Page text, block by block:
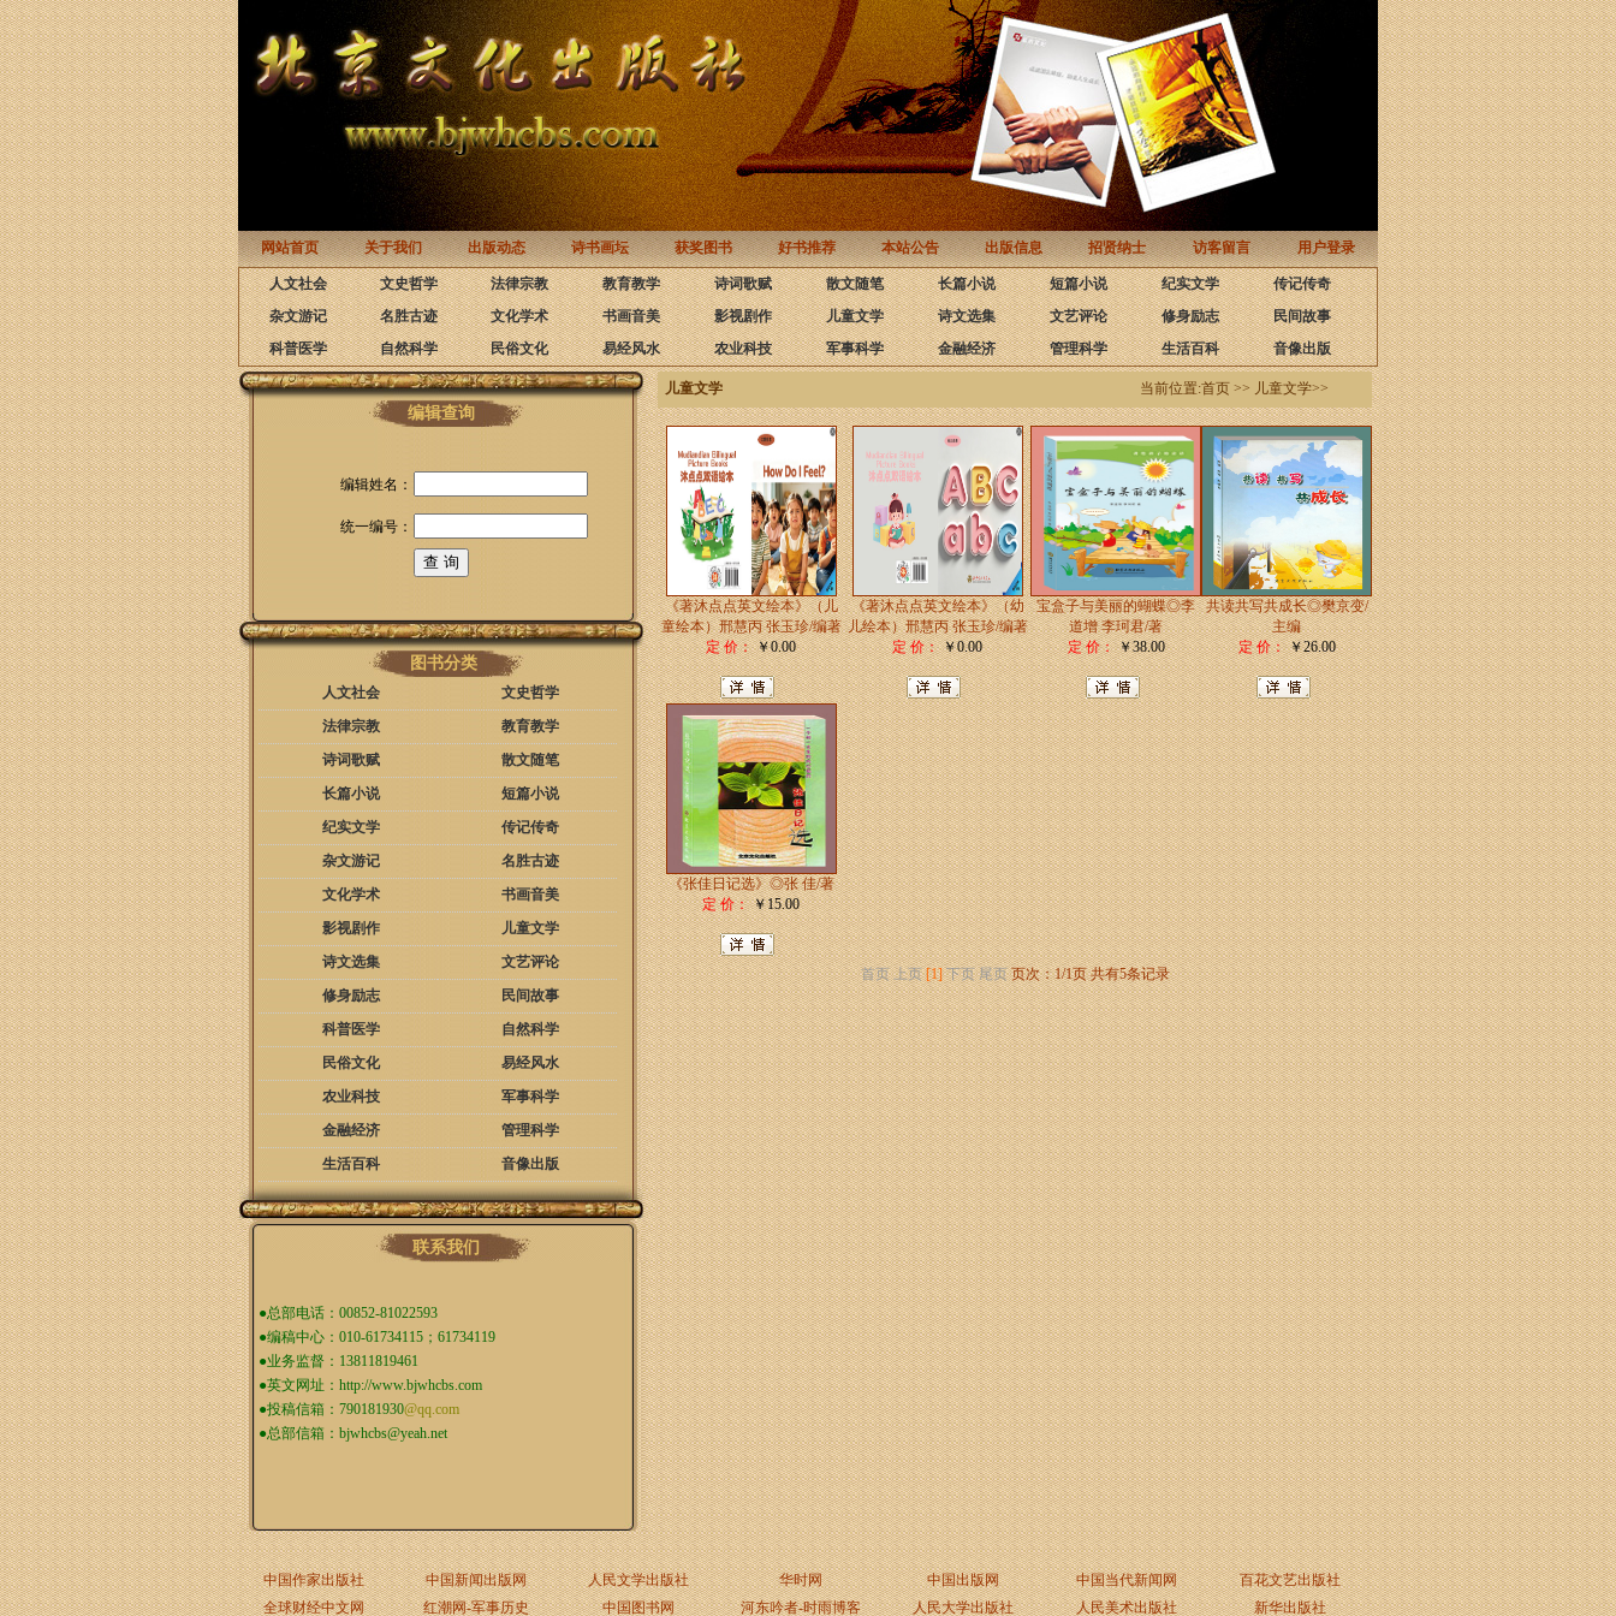
网站首页 关于我们 出版动态 诗书画坛 获奖图书 好书推荐 本站公告 出版信息 招贤纳士 访客留言 用户登录
人文社会 文史哲学 法律宗教 教育教学 诗词歌赋 散文随笔 长篇小说 短篇小说 纪实文学
传记传奇
杂文游记
名胜古迹 文化学术 书画音美 影视剧作 儿童文学 诗文选集 文艺评论 修身励志
民间故事
科普医学
自然科学 民俗文化 易经风水 农业科技 军事科学 金融经济 管理科学 生活百科 音像出版
编辑查询
编辑姓名：
统一编号：
图书分类
人文社会
文史哲学
法律宗教
教育教学
诗词歌赋
散文随笔
长篇小说
短篇小说
纪实文学
传记传奇
杂文游记
名胜古迹
文化学术
书画音美
影视剧作
儿童文学
诗文选集
文艺评论
修身励志
民间故事
科普医学
自然科学
民俗文化
易经风水
农业科技
军事科学
金融经济
管理科学
生活百科
音像出版
联系我们
●总部电话：00852-81022593
●编稿中心：010-61734115；61734119
●业务监督：13811819461
●英文网址： http://www.bjwhcbs.com
●投稿信箱： 790181930@qq.com
●总部信箱： bjwhcbs@yeah.net
儿童文学 当前位置:首页 >> 儿童文学>>
《著沐点点英文绘本》（儿
童绘本）邢慧丙 张玉珍/编著
定 价：￥0.00
《著沐点点英文绘本》（幼
儿绘本）邢慧丙 张玉珍/编著
定 价：￥0.00
宝盒子与美丽的蝴蝶◎李
道增 李珂君/著
定 价：￥38.00
共读共写共成长◎樊京变/
主编
定 价：￥26.00
《张佳日记选》◎张 佳/著
定 价：￥15.00
首页 上页 [1] 下页 尾页 页次：1/1页 共有5条记录
中国作家出版社 中国新闻出版网 人民文学出版社 华时网 中国出版网 中国当代新闻网
百花文艺出版社
全球财经中文网
红潮网-军事历史 中国图书网 河东吟者-时雨博客 人民大学出版社 人民美术出版社 新华出版社